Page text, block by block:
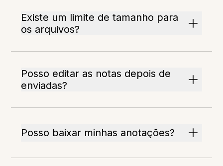
Existe um limite de tamanho para
os arquivos?
Posso editar as notas depois de
enviadas?
Posso baixar minhas anotações?